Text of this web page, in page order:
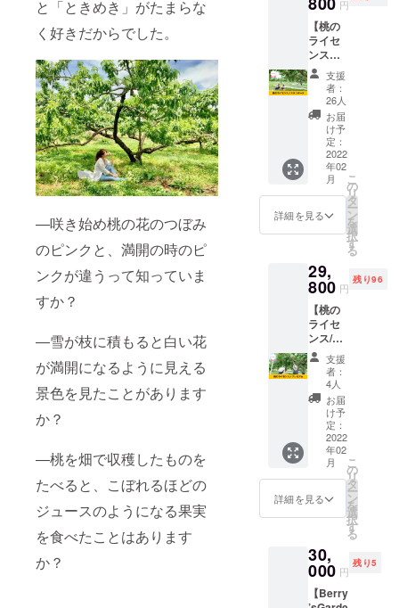
と「ときめき」がたまらな
く好きだからでした。
―咲き始め桃の花のつぼみ
のピンクと、満開の時のピ
ンクが違うって知っていま
すか？
―雪が枝に積もると白い花
が満開になるように見える
景色を見たことがあります
か？
―桃を畑で収穫したものを
たべると、こぼれるほどの
ジュースのようになる果実
を食べたことはあります
か？
いけば「規
格外」と言
われるもの
も増えてし
まう。
農産物の本
当の価値を
知ってもら
い、「規格
外」と言わ
える取り組
みができれ
ば、フード
ロスを減ら
せると考え
た。
Berry’s
は、「畑が
誰かの大事
な庭であ
る」という
想いのも
waste”に一
Fで購入
できま
す。 ※
送料込
みのお
値段で
す。 ※
布製で
予定し
ており
ます
が、こ
れから
制作の
ため変
す。 ※
エコ
バッグ
をお持
ちの方
への
サービ
スは
2022年
2月から
1年間と
なりま
す。
スパー
クリン
グボト
ル２種
（いち
ご・も
も・カ
シス・
パイ
ナップ
ルのう
ちいづ
れか2
本、選
べませ
の素 上
記3点が
入って
いま
す。 ※
送料込
みのお
値段で
す。 ※
今後開
催され
Berry’
Garden
主催の
畑イベ
ます。
※畑イベ
ント情
報はオ
円
【桃の
ライセ
ンス／
スタン
ダー
ド】畑
と収穫
した農
産物を
楽しむ
プラン
① 桃の
ライセ
ンス
『スタ
ンダー
取得で
きま
す。 オ
ンライ
ンにて
収穫の
日時や
その日
に収穫
予定の
品種な
どをお
知らせ
しま
す。 ■
桃のラ
イセン
きるこ
と■ ・1
年間
Berry’s
支援
者：
26人
お届
け予
定：
2022
年02
月
詳細を見る
こ
の
リ
タ
ー
ン
を
選
択
す
る
29,
800 円
残り96
【桃の
ライセ
ンス/プ
レミア
ム】畑
と収穫
した農
産物を
楽しむ
プラン
② 桃の
ライセ
ンス
『プレ
ミア
ム』が
きま
す。 オ
ンライ
ンにて
支援
者：
4人
お届
け予
定：
2022
年02
月
詳細を見る
こ
の
リ
タ
ー
ン
を
選
択
す
る
30,
000 円
残り5
【Berry